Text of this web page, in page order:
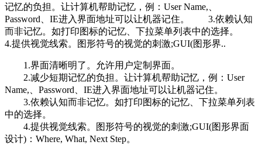
记忆的负担。让计算机帮助记忆，例：User Name,、
Password、IE进入界面地址可以让机器记住。 3.依赖认知
而非记忆。如打印图标的记忆、下拉菜单列表中的选择。
4.提供视觉线索。图形符号的视觉的刺激;GUI(图形界..
1.界面清晰明了。允许用户定制界面。
2.减少短期记忆的负担。让计算机帮助记忆，例：User
Name,、Password、IE进入界面地址可以让机器记住。
3.依赖认知而非记忆。如打印图标的记忆、下拉菜单列表
中的选择。
4.提供视觉线索。图形符号的视觉的刺激;GUI(图形界面
设计)：Where, What, Next Step。